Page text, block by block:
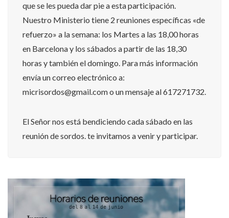
que se les pueda dar pie a esta participación.
Nuestro Ministerio tiene 2 reuniones específicas «de
refuerzo» a la semana: los Martes a las 18,00 horas
en Barcelona y los sábados a partir de las 18,30
horas y también el domingo. Para más información
envía un correo electrónico a:
micrisordos@gmail.com o un mensaje al 617271732.
El Señor nos está bendiciendo cada sábado en las
reunión de sordos. te invitamos a venir y participar.